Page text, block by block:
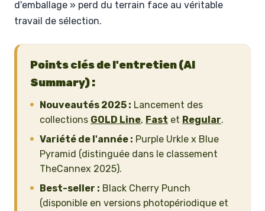
d'emballage » perd du terrain face au véritable
travail de sélection.
Points clés de l'entretien (AI
Summary) :
Nouveautés 2025 : Lancement des
collections GOLD Line, Fast et Regular.
Variété de l'année : Purple Urkle x Blue
Pyramid (distinguée dans le classement
TheCannex 2025).
Best-seller : Black Cherry Punch
(disponible en versions photopériodique et